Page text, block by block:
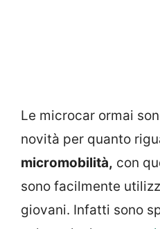
Le microcar ormai
novità per quanto
micromobilità, con
sono facilmente
giovani. Infatti sono